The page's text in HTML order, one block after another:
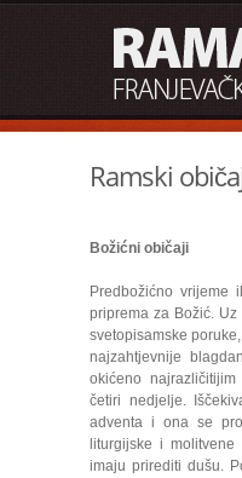
Ramski
Božićni običaji
Predbožićno vrijeme
priprema za Božić.
svetopisamske
najzahtjevnije
okićeno
četiri nedjelje.
adventa i ona se
liturgijske i
imaju prirediti dušu.